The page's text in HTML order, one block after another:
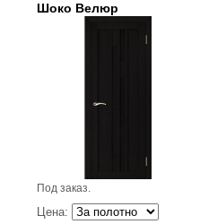
Шоко Велюр
Под заказ.
Цена: